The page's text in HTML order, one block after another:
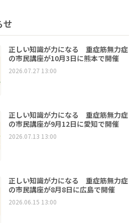
せ
正しい知識が力になる 重症筋無力症
の市民講座が10月3日に熊本で開催
2026.07.27 13:00
正しい知識が力になる 重症筋無力症
の市民講座が9月12日に愛知で開催
2026.07.13 13:00
正しい知識が力になる 重症筋無力症
の市民講座が8月8日に広島で開催
2026.06.15 13:00